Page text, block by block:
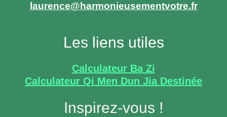
laurence@harmonieusementvotre.fr
Les liens utiles
Calculateur Ba Zi
Calculateur Qi Men Dun Jia Destinée
Inspirez-vous !